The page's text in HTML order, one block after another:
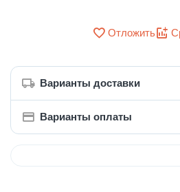
Отложить
Варианты доставки
Варианты оплаты